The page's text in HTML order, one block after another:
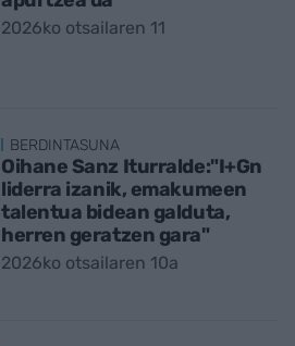
2026ko otsailaren 11
BERDINTASUNA
Oihane Sanz Iturralde:"I+Gn
liderra izanik, emakumeen
talentua bidean galduta,
herren geratzen gara"
2026ko otsailaren 10a